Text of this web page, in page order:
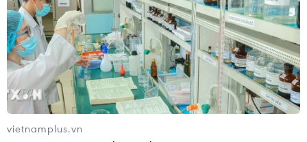
vietnamplus.vn